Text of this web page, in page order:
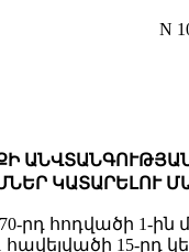
N
ԿԱՏԱՐԵԼՈՒ
րդ հոդվածի 1-
15-րդ